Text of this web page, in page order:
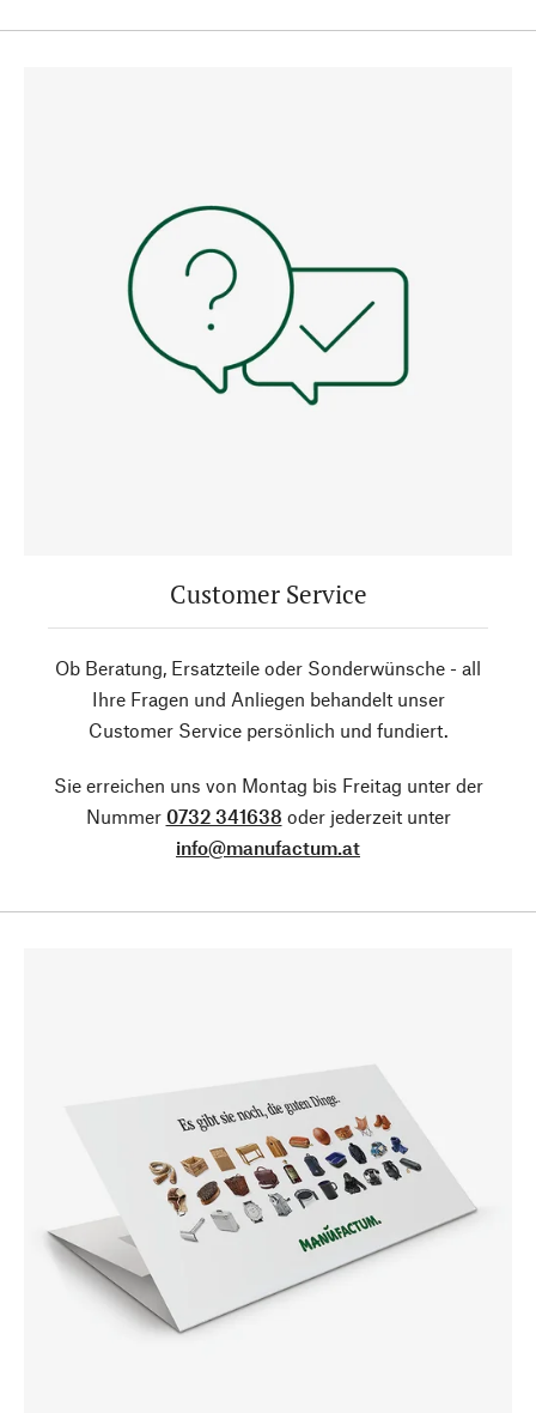
Customer Service
Ob Beratung, Ersatzteile oder Sonderwünsche - all
Ihre Fragen und Anliegen behandelt unser
Customer Service persönlich und fundiert.
Sie erreichen uns von Montag bis Freitag unter der
Nummer 0732 341638 oder jederzeit unter
info@manufactum.at